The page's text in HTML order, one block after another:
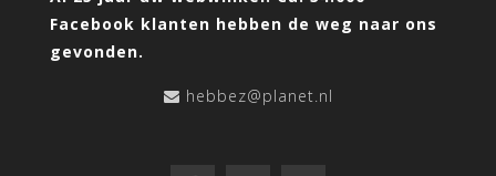
Facebook klanten hebben de weg naar ons
gevonden.
hebbez@planet.nl